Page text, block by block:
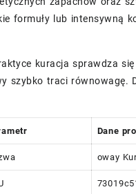
formuły lub intensywną
kuracja sprawdza
szybko traci równowagę.
Dane
oway